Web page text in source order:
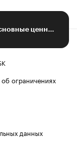
Экология, творчество и комфорт: основные ценности мегаполисов XXI века
ограничениях
данных